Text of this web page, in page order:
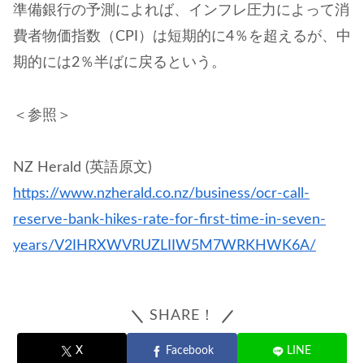
準備銀行の予測によれば、インフレ圧力によって消
費者物価指数（CPI）は短期的に4％を超えるが、中
期的には2％半ばに戻るという。
＜参照＞
NZ Herald (英語原文)
https://www.nzherald.co.nz/business/ocr-call-
reserve-bank-hikes-rate-for-first-time-in-seven-
years/V2IHRXWVRUZLIIW5M7WRKHWK6A/
SHARE！
X Facebook LINE